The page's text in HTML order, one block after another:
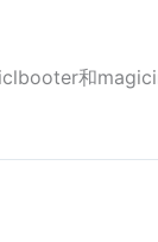
和